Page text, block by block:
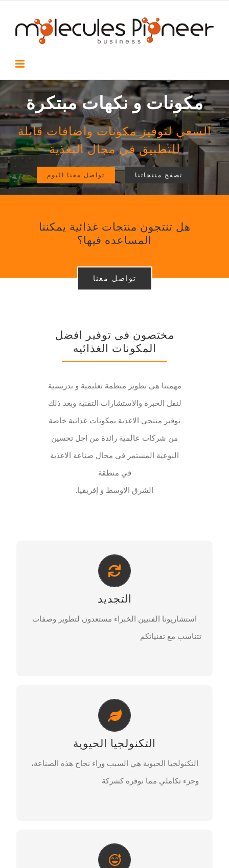
مكونات و نكهات مبتكرة
السعي لتوفير مكونات واضافات قابلة
للتطبيق في مجال التغذية
تصفح منتجاتنا تواصل معنا اليوم
هل تنتجون منتجات غذائیة یمكننا
المساعده فیها؟
تواصل معنا
مختصون فی توفیر افضل
المکونات الغذائیه
مهمتنا هی تطویر منظمة تعلیمیة و تدریسیة
لنقل الخبرة والاستشارات التقنیة وبعد ذلك
توفیر منتجي الاغذیة بمکونات غذائیة خاصة
من شرکات عالمیة رائدة من اجل تحسین
النوعیة المستمر فی مجال صناعة الاغذیة
في منطقة
الشرق الاوسط و إفريقيا.
التجديد
استشاريونا الفنيين الخبراء مستعدون لتطوير وصفات
تتناسب مع تقنياتكم
جديد بصورة طازجة
مدى واسع من الوصفات الغذائية: البان، معجنات،
الشوكولاته والحلويات، لحوم،الزيت والسمن وغيرها مما
يمكن تغطيته.
التكنولجيا الحيوية
التكنولجيا الحيوية هي السبب وراء نجاح هذه الصناعة،
وجزء تكاملي مما نوفره كشركة
التكنولجيا الحيوية
ترانس غلوتامين و بيئة تخمير اولية مع فعاليه مضمونه
لمدى واسع من الزبادي، الجبن و غيرها من منتجات
الالبان المخمرة.
احساس الطعم الراقي